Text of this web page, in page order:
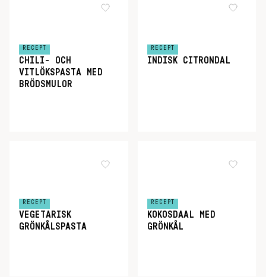
RECEPT
CHILI- OCH
VITLÖKSPASTA MED
BRÖDSMULOR
RECEPT
INDISK CITRONDAL
RECEPT
VEGETARISK
GRÖNKÅLSPASTA
RECEPT
KOKOSDAAL MED
GRÖNKÅL